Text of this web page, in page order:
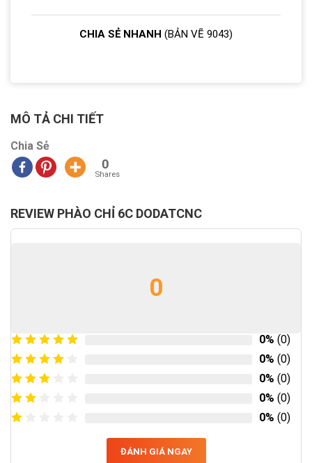
CHIA SẺ NHANH (BẢN VẼ 9043)
MÔ TẢ CHI TIẾT
Chia Sẻ
0
Shares
REVIEW PHÀO CHỈ 6C DODATCNC
0
0% (0)
0% (0)
0% (0)
0% (0)
0% (0)
ĐÁNH GIÁ NGAY